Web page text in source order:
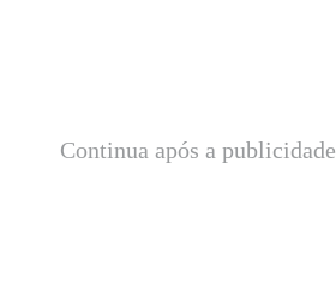
Continua após a publicidade